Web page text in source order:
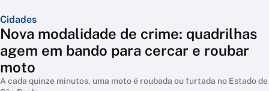
Cidades
Nova modalidade de crime: quadrilhas
agem em bando para cercar e roubar
moto
A cada quinze minutos, uma moto é roubada ou furtada no Estado de